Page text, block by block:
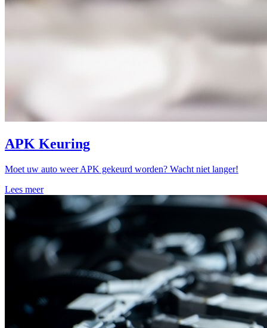
APK Keuring
Moet uw auto weer APK gekeurd worden? Wacht niet langer!
Lees meer